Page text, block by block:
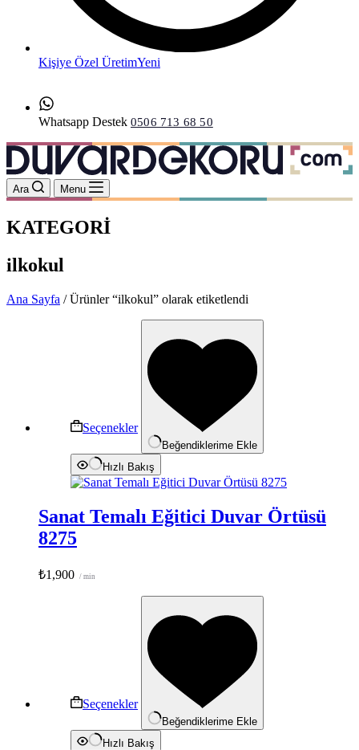
Kişiye Özel ÜretimYeni
Whatsapp Destek 0506 713 68 50
Ara Menu
KATEGORİ
ilkokul
Ana Sayfa / Ürünler “ilkokul” olarak etiketlendi
Seçenekler
Bu
ürünün
birden
fazla
varyasyonu
var.
Seçenekler
sayfasından
seçilebilir
Beğendiklerime Ekle
Hızlı Bakış
Sanat Temalı Eğitici Duvar Örtüsü
8275
₺1,900 / min
Seçenekler
Bu
ürünün
birden
fazla
varyasyonu
var.
Seçenekler
sayfasından
seçilebilir
Beğendiklerime Ekle
Hızlı Bakış